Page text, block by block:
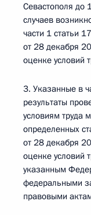
Севастополя до
случаев
части 1 статьи
от 28 декабря
оценке условий
3. Указанные в
результаты
условиям труда
определенных
от 28 декабря
оценке условий
указанным
федеральными
правовыми